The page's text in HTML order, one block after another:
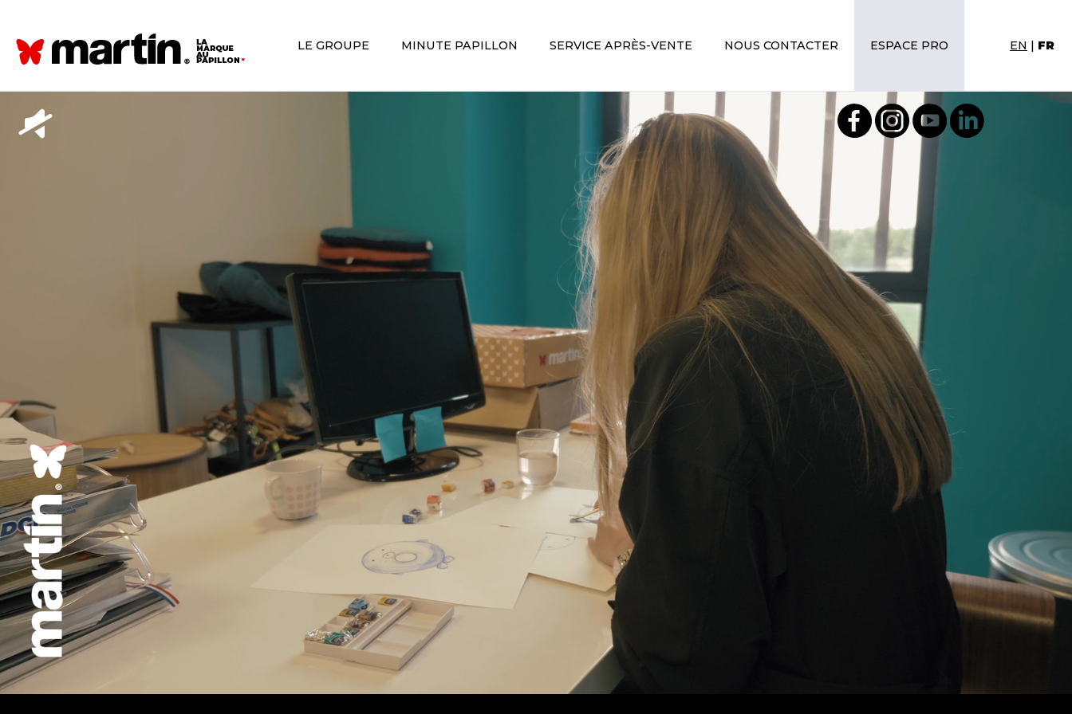
LE GROUPE MINUTE PAPILLON SERVICE APRÈS-VENTE NOUS CONTACTER ESPACE PRO EN | FR